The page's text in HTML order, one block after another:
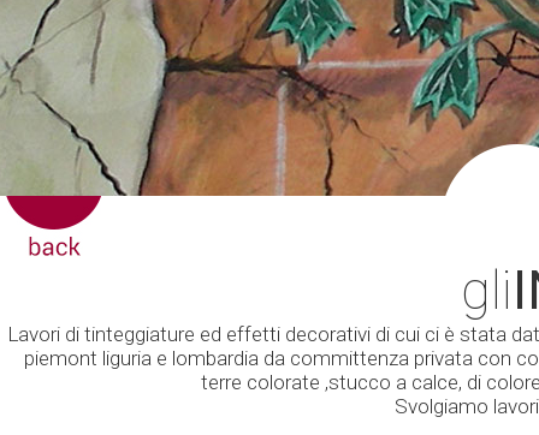
gli
Lavori di tinteggiature ed effetti decorativi di cui ci è stata
piemont liguria e lombardia da committenza privata con
terre colorate ,stucco a calce, di
Svolgiamo